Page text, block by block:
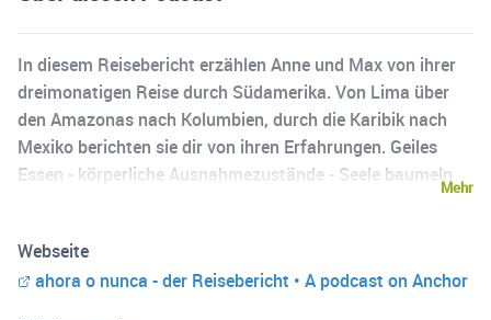
In diesem Reisebericht erzählen Anne und Max von ihrer
dreimonatigen Reise durch Südamerika. Von Lima über
den Amazonas nach Kolumbien, durch die Karibik nach
Mexiko berichten sie dir von ihren Erfahrungen. Geiles
Essen - körperliche Ausnahmezustände - Seele baumeln
teilhaben.
Mehr
Webseite
ahora o nunca - der Reisebericht • A podcast on Anchor